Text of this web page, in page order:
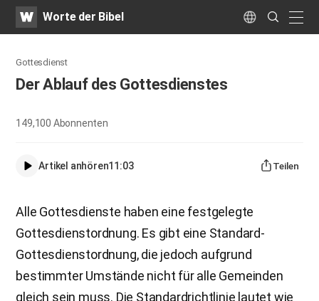
WATVWorte der Bibel Language
Search
Submit
Gottesdienst
Der Ablauf des Gottesdienstes
149,100 Abonnenten
Artikel anhören11:03 Teilen
Alle Gottesdienste haben eine festgelegte
Gottesdienstordnung. Es gibt eine Standard-
Gottesdienstordnung, die jedoch aufgrund
bestimmter Umstände nicht für alle Gemeinden
gleich sein muss. Die Standardrichtlinie lautet wie